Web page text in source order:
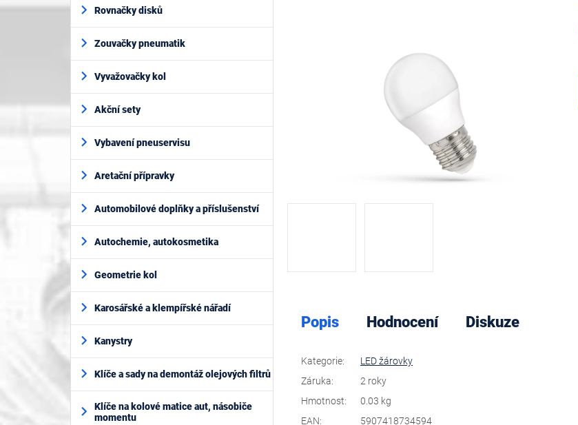
í
e
Rovnačky disků
Zouvačky pneumatik
Vyvažovačky kol
Akční sety
Vybavení pneuservisu
Aretační přípravky
Automobilové doplňky a příslušenství
Autochemie, autokosmetika
Geometrie kol
Karosářské a klempířské nářadí
Kanystry
Klíče a sady na demontáž olejových filtrů
Klíče na kolové matice aut, násobiče
momentu
Popis Hodnocení Diskuze
Kategorie:
LED žárovky
Záruka:
2 roky
Hmotnost:
0.03 kg
EAN: 5907418734594